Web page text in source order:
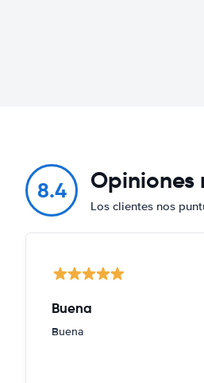
8.4 Opiniones
Los clientes nos
Buena
Buena